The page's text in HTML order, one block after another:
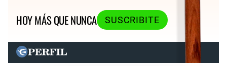
HOY MÁS QUE NUNCA
SUSCRIBITE